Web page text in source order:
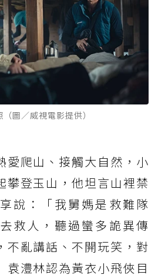
圖／威視電影提供）
愛爬山、接觸大自然，小
攀登玉山，他坦言山裡禁
說：「我舅媽是救難隊
救人，聽過蠻多詭異傳
不亂講話、不開玩笑，對
袁澧林認為黃衣小飛俠目